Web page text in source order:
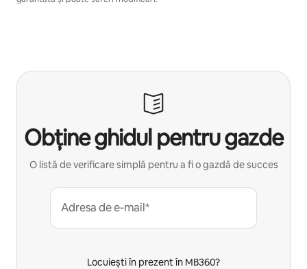
Obține ghidul pentru gazde
O listă de verificare simplă pentru a fi o gazdă de succes
Adresa de e-mail*
Locuiești în prezent în MB360?